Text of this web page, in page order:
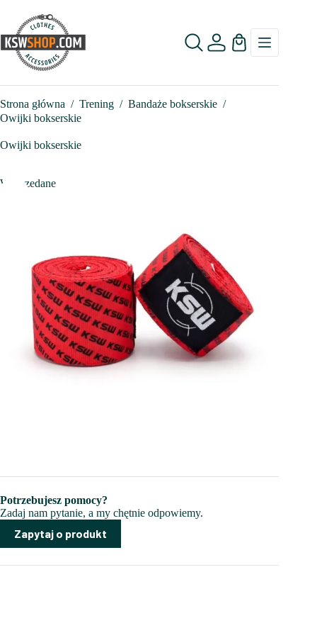
treści
Koszyk
Strona główna / Trening / Bandaże bokserskie /
Owijki bokserskie
Owijki bokserskie
Wyprzedane
Potrzebujesz pomocy?
Zadaj nam pytanie, a my chętnie odpowiemy.
Zapytaj o produkt